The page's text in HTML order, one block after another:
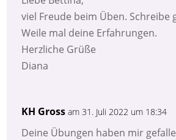
viel Freude beim Üben. Schreibe
Weile mal deine Erfahrungen.
Herzliche Grüße
Diana
KH Gross am 31. Juli 2022 um 18:34
Deine Übungen haben mir